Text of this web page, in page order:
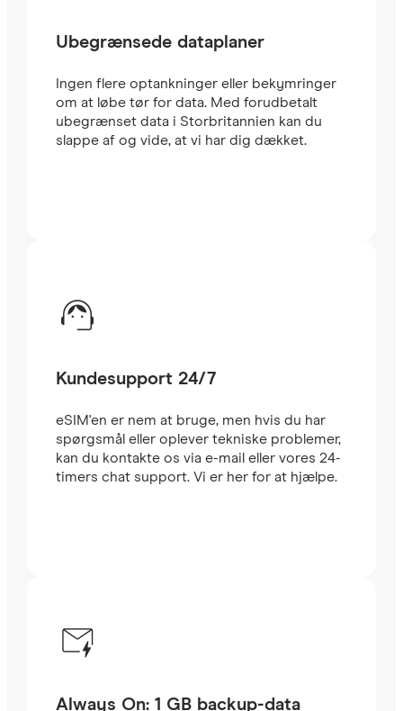
Storbritannien. Det er alt.
Ubegrænsede dataplaner
Ingen flere optankninger eller bekymringer
om at løbe tør for data. Med forudbetalt
ubegrænset data i Storbritannien kan du
slappe af og vide, at vi har dig dækket.
Kundesupport 24/7
eSIM'en er nem at bruge, men hvis du har
spørgsmål eller oplever tekniske problemer,
kan du kontakte os via e-mail eller vores 24-
timers chat support. Vi er her for at hjælpe.
Always On: 1 GB backup-data